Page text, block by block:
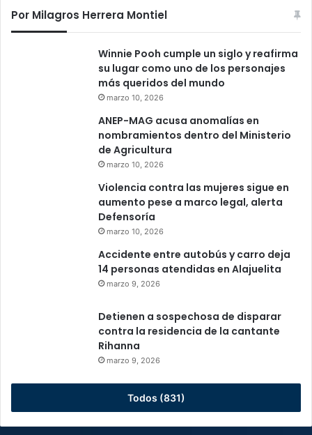
Por Milagros Herrera Montiel
Winnie Pooh cumple un siglo y reafirma
su lugar como uno de los personajes
más queridos del mundo
marzo 10, 2026
ANEP-MAG acusa anomalías en
nombramientos dentro del Ministerio
de Agricultura
marzo 10, 2026
Violencia contra las mujeres sigue en
aumento pese a marco legal, alerta
Defensoría
marzo 10, 2026
Accidente entre autobús y carro deja
14 personas atendidas en Alajuelita
marzo 9, 2026
Detienen a sospechosa de disparar
contra la residencia de la cantante
Rihanna
marzo 9, 2026
Todos (831)